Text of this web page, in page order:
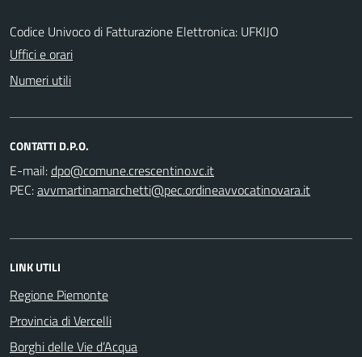
Codice Univoco di Fatturazione Elettronica: UFKIJO
Uffici e orari
Numeri utili
CONTATTI D.P.O.
E-mail:
PEC:
LINK UTILI
Regione Piemonte
Provincia di Vercelli
Borghi delle Vie d’Acqua